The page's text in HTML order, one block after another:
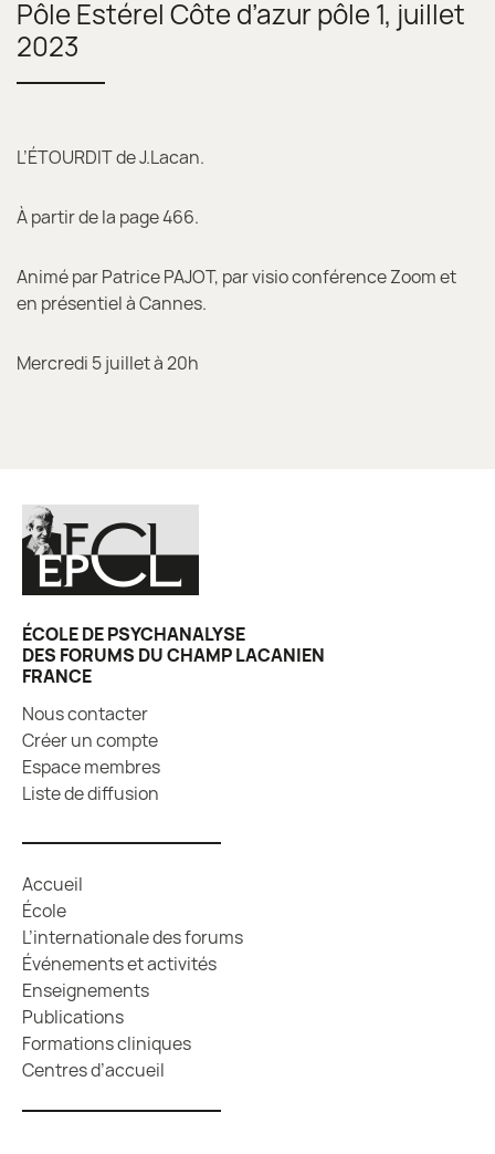
Pôle Estérel Côte d’azur pôle 1, juillet
2023
L’ÉTOURDIT de J.Lacan.
À partir de la page 466.
Animé par Patrice PAJOT, par visio conférence Zoom et
en présentiel à Cannes.
Mercredi 5 juillet à 20h
ÉCOLE DE PSYCHANALYSE
DES FORUMS DU CHAMP LACANIEN
FRANCE
Nous contacter
Créer un compte
Espace membres
Liste de diffusion
Accueil
École
L’internationale des forums
Événements et activités
Enseignements
Publications
Formations cliniques
Centres d’accueil